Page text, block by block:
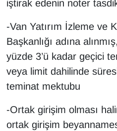
iştirak edenin noter
-Van Yatırım İzleme ve
Başkanlığı adına
yüzde 3’ü kadar geçici
veya limit dahilinde
teminat mektubu
-Ortak girişim olması
ortak girişim
YEREL